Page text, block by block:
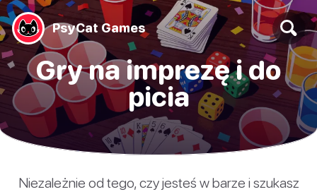
PsyCat Games
Gry na imprezę i do
picia
Niezależnie od tego, czy jesteś w barze i szukasz